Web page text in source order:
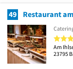
49 Restaurant
Am
23795